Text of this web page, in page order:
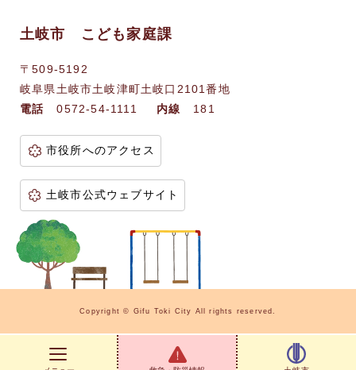
土岐市 こども家庭課
〒509-5192
岐阜県土岐市土岐津町土岐口2101番地
電話
0572-54-1111 内線 181
市役所へのアクセス
土岐市公式ウェブサイト
Copyright © Gifu Toki City All rights reserved.